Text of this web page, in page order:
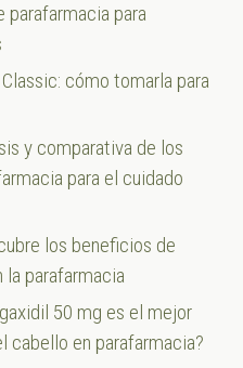
para
cómo tomarla para
y comparativa de los
para el cuidado
los beneficios de
la parafarmacia
50 mg es el mejor
cabello en parafarmacia?